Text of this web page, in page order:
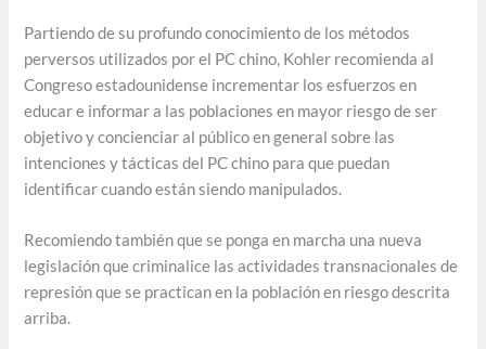
Partiendo de su profundo conocimiento de los métodos
perversos utilizados por el PC chino, Kohler recomienda al
Congreso estadounidense incrementar los esfuerzos en
educar e informar a las poblaciones en mayor riesgo de ser
objetivo y concienciar al público en general sobre las
intenciones y tácticas del PC chino para que puedan
identificar cuando están siendo manipulados.
Recomiendo también que se ponga en marcha una nueva
legislación que criminalice las actividades transnacionales de
represión que se practican en la población en riesgo descrita
arriba.